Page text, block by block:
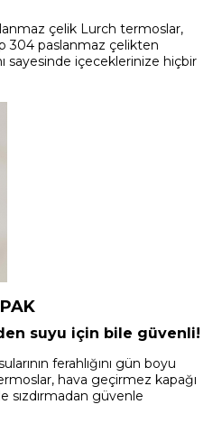
çelik Lurch termoslar,
304 paslanmaz çelikten
sayesinde içeceklerinize hiçbir
suyu için bile güvenli!
ferahlığını gün boyu
hava geçirmez kapağı
sızdırmadan güvenle